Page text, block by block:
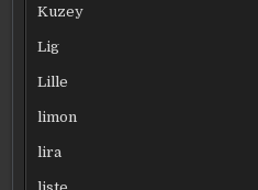
Kuzey
Lig
Lille
limon
lira